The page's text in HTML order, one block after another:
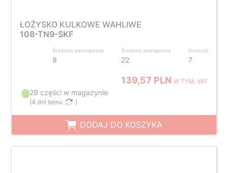
ŁOŻYSKO KULKOWE WAHLIWE
108-TN9-SKF
Średnica wewnętrzna
8
Średnica zewnętrzna
22
Grubość
7
139,57 PLNW TYM. VAT
29 części w magazynie
(4 dni temu )
DODAJ DO KOSZYKA